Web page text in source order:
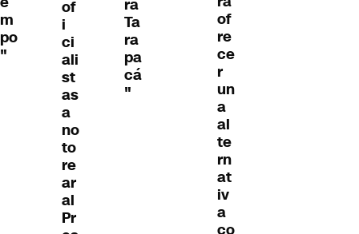
m
po
"
of
i
ci
ali
st
as
a
no
to
re
ar
al
Pr
ra
Ta
ra
pa
cá
"
of
re
ce
r
un
a
al
te
rn
at
iv
a
co